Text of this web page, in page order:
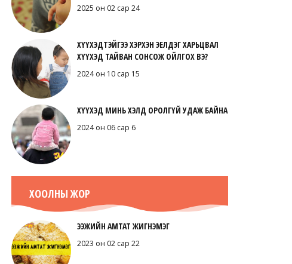
2025 он 02 сар 24
ХҮҮХЭДТЭЙГЭЭ ХЭРХЭН ЭЕЛДЭГ ХАРЬЦВАЛ
ХҮҮХЭД ТАЙВАН СОНСОЖ ОЙЛГОХ ВЭ?
2024 он 10 сар 15
ХҮҮХЭД МИНЬ ХЭЛД ОРОЛГҮЙ УДАЖ БАЙНА
2024 он 06 сар 6
ХООЛНЫ ЖОР
ЭЭЖИЙН АМТАТ ЖИГНЭМЭГ
2023 он 02 сар 22